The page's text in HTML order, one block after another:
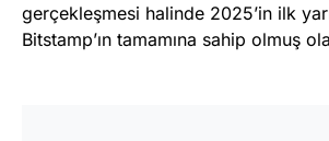
gerçekleşmesi halinde 2025’in ilk
Bitstamp’ın tamamına sahip olmuş